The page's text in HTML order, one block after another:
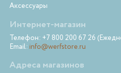
Аксессуары
Интернет-магазин
Телефон: +7 800 200 67 26
Email: info@werfstore.ru
Адреса магазинов